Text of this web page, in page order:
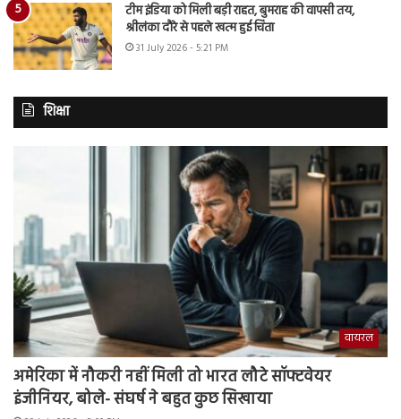
टीम इंडिया को मिली बड़ी राहत, बुमराह की वापसी तय,
श्रीलंका दौरे से पहले खत्म हुई चिंता
31 July 2026 - 5:21 PM
शिक्षा
वायरल
अमेरिका में नौकरी नहीं मिली तो भारत लौटे सॉफ्टवेयर
इंजीनियर, बोले- संघर्ष ने बहुत कुछ सिखाया